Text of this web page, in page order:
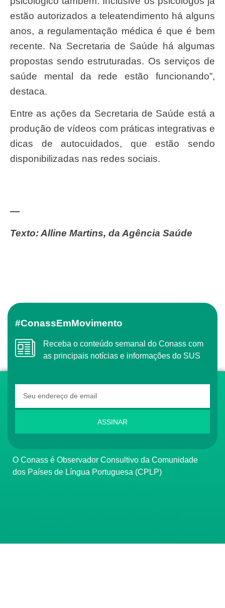
estão autorizados a teleatendimento há alguns
anos, a regulamentação médica é que é bem
recente. Na Secretaria de Saúde há algumas
propostas sendo estruturadas. Os serviços de
saúde mental da rede estão funcionando”,
destaca.
Entre as ações da Secretaria de Saúde está a
produção de vídeos com práticas integrativas e
dicas de autocuidados, que estão sendo
disponibilizadas nas redes sociais.
—
Texto: Alline Martins, da Agência Saúde
#ConassEmMovimento
Receba o conteúdo semanal do Conass com
as principais notícias e informações do SUS
ASSINAR
O Conass é Observador Consultivo da Comunidade
dos Países de Língua Portuguesa (CPLP)